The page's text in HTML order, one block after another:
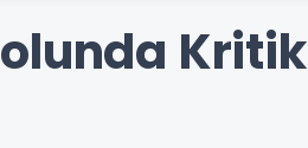
Kritik